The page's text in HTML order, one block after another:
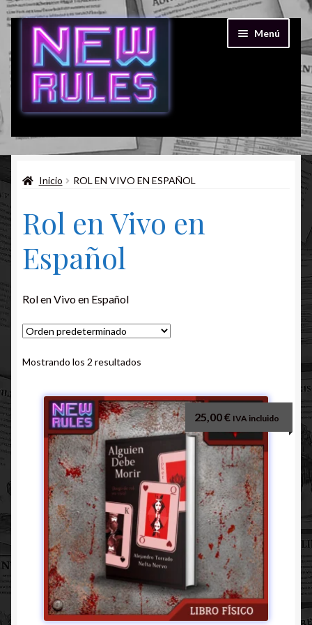
navegación
contenido
Menú
Inicio ROL EN VIVO EN ESPAÑOL
Rol en Vivo en
Español
Rol en Vivo en Español
Mostrando los 2 resultados
25,00€ IVA incluido